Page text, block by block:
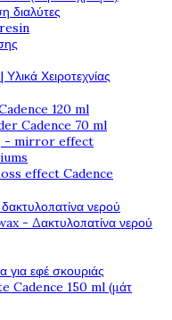
διαλύτες
Χειροτεχνίας
120 ml
Cadence 70 ml
- mirror effect
effect Cadence
νερού
- Δακτυλοπατίνα νερού
για εφέ σκουριάς
Cadence 150 ml (μάτ